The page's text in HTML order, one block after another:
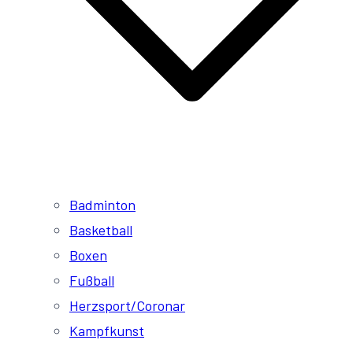
Badminton
Basketball
Boxen
Fußball
Herzsport/Coronar
Kampfkunst